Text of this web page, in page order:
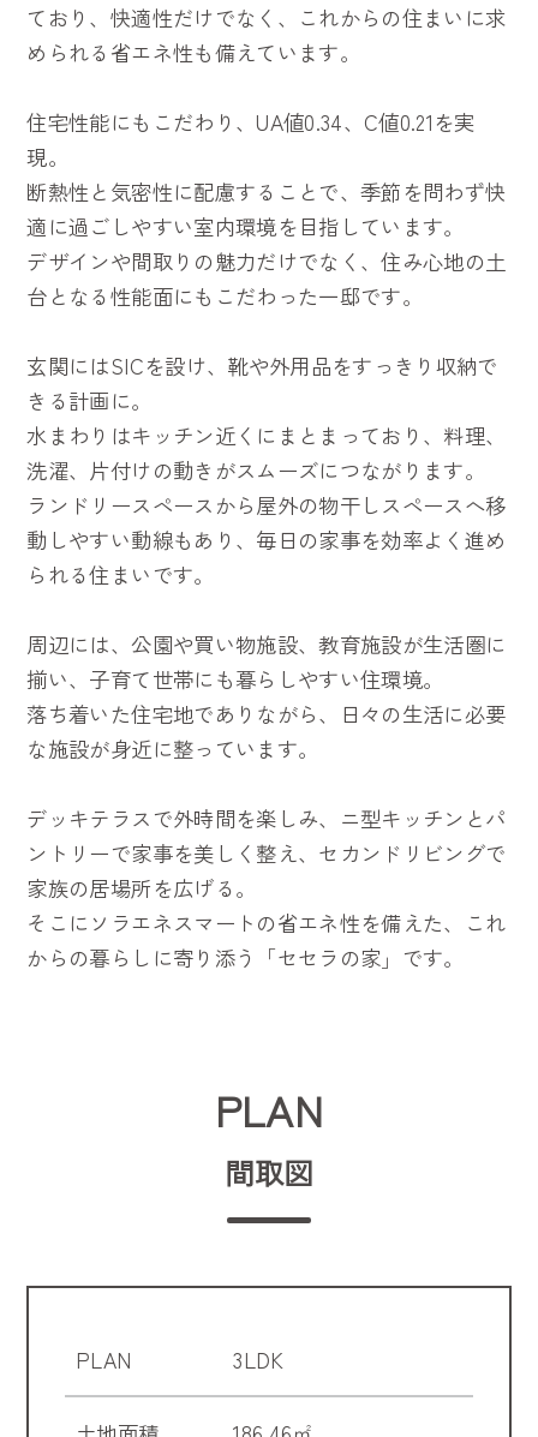
ており、快適性だけでなく、これからの住まいに求
められる省エネ性も備えています。
住宅性能にもこだわり、UA値0.34、C値0.21を実
現。
断熱性と気密性に配慮することで、季節を問わず快
適に過ごしやすい室内環境を目指しています。
デザインや間取りの魅力だけでなく、住み心地の土
台となる性能面にもこだわった一邸です。
玄関にはSICを設け、靴や外用品をすっきり収納で
きる計画に。
水まわりはキッチン近くにまとまっており、料理、
洗濯、片付けの動きがスムーズにつながります。
ランドリースペースから屋外の物干しスペースへ移
動しやすい動線もあり、毎日の家事を効率よく進め
られる住まいです。
周辺には、公園や買い物施設、教育施設が生活圏に
揃い、子育て世帯にも暮らしやすい住環境。
落ち着いた住宅地でありながら、日々の生活に必要
な施設が身近に整っています。
デッキテラスで外時間を楽しみ、ニ型キッチンとパ
ントリーで家事を美しく整え、セカンドリビングで
家族の居場所を広げる。
そこにソラエネスマートの省エネ性を備えた、これ
からの暮らしに寄り添う「セセラの家」です。
PLAN
間取図
PLAN 3LDK